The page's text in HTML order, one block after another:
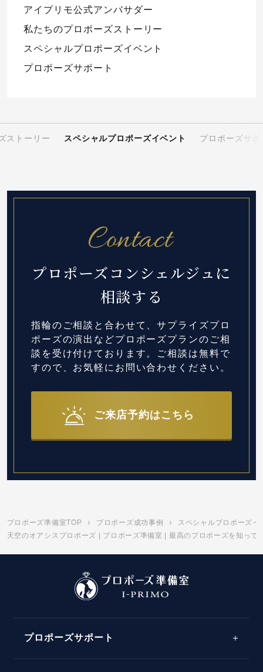
アイプリモ公式アンバサダー
私たちのプロポーズストーリー
スペシャルプロポーズイベント
プロポーズサポート
ストーリー スペシャルプロポーズイベント プロポーズサポ
プロポーズコンシェルジュに
相談する
指輪のご相談と合わせて、サプライズプロ
ポーズの演出などプロポーズプランのご相
談を受け付けております。 ご相談は無料で
すので、お気軽にお問い合わせください。
ご来店予約はこちら
プロポーズ準備室TOP プロポーズ成功事例
スペシャルプロポーズイ
天空のオアシスプロポーズ | プロポーズ準備室 | 最高のプロポーズを知って
プロポーズサポート